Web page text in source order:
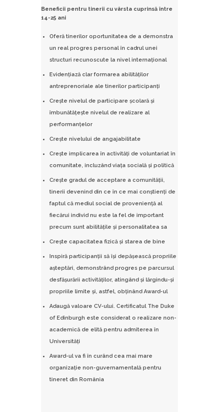
Beneficii pentru tinerii cu vârsta cuprinsă între
14-25 ani
Oferă tinerilor oportunitatea de a demonstra
un real progres personal în cadrul unei
structuri recunoscute la nivel internaţional
Evidenţiază clar formarea abilităţilor
antreprenoriale ale tinerilor participanţi
Creşte nivelul de participare şcolară şi
îmbunătăţeşte nivelul de realizare al
performanţelor
Creşte nivelului de angajabilitate
Creşte implicarea în activităţi de voluntariat în
comunitate, incluzând viaţa socială şi politică
Creşte gradul de acceptare a comunităţii,
tinerii devenind din ce în ce mai conştienţi de
faptul că mediul social de provenienţă al
fiecărui individ nu este la fel de important
precum sunt abilităţile şi personalitatea sa
Creşte capacitatea fizică şi starea de bine
Inspiră participanţii să îşi depăşească propriile
aşteptări, demonstrând progres pe parcursul
desfăşurării activităţilor, atingând şi lărgindu-şi
propriile limite şi, astfel, obţinând Award-ul
Adaugă valoare CV-ului. Certificatul The Duke
of Edinburgh este considerat o realizare non-
academică de elită pentru admiterea în
Universităţi
Award-ul va fi în curând cea mai mare
organizaţie non-guvernamentală pentru
tineret din România